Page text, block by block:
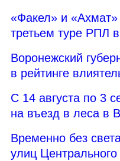
«Факел» и
третьем туре РПЛ
Воронежский
в рейтинге
С 14 августа по 3
на въезд в леса в
Временно без
улиц